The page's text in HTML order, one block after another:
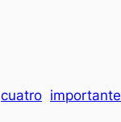
cuatro importante